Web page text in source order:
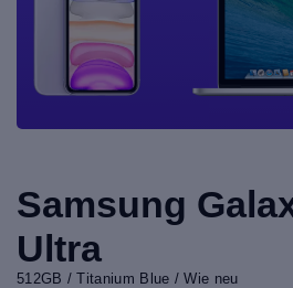
Samsung
Ultra
512GB / Titanium Blue / Wie neu